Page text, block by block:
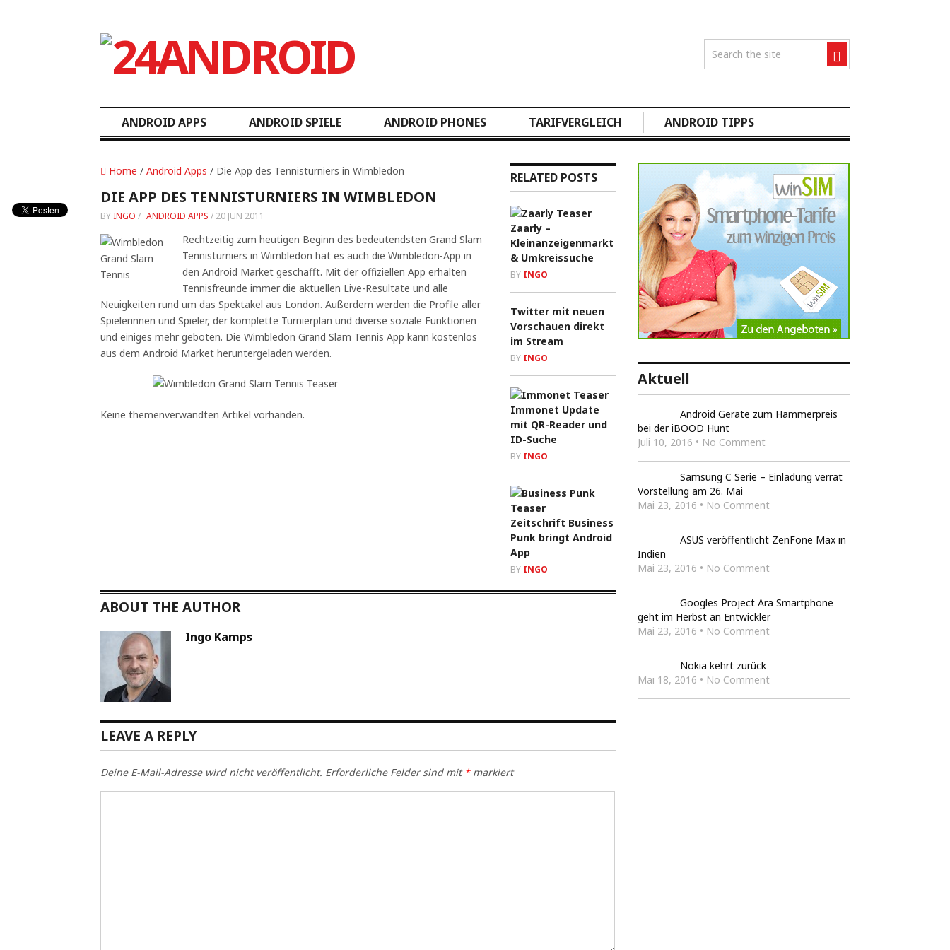
ANDROID APPS ANDROID SPIELE ANDROID PHONES TARIFVERGLEICH ANDROID TIPPS
Home / Android Apps / Die App des Tennisturniers in Wimbledon
DIE APP DES TENNISTURNIERS IN WIMBLEDON
BY INGO / ANDROID APPS / 20 JUN 2011
Rechtzeitig zum heutigen Beginn des bedeutendsten Grand Slam
Tennisturniers in Wimbledon hat es auch die Wimbledon-App in
den Android Market geschafft. Mit der offiziellen App erhalten
Tennisfreunde immer die aktuellen Live-Resultate und alle
Neuigkeiten rund um das Spektakel aus London. Außerdem werden die Profile aller
Spielerinnen und Spieler, der komplette Turnierplan und diverse soziale Funktionen
und einiges mehr geboten. Die Wimbledon Grand Slam Tennis App kann kostenlos
aus dem Android Market heruntergeladen werden.
Keine themenverwandten Artikel vorhanden.
RELATED POSTS
Zaarly –
Kleinanzeigenmarkt
& Umkreissuche
BY INGO
Twitter mit neuen
Vorschauen direkt
im Stream
BY INGO
Immonet Update
mit QR-Reader und
ID-Suche
BY INGO
Zeitschrift Business
Punk bringt Android
App
BY INGO
ABOUT THE AUTHOR
Ingo Kamps
LEAVE A REPLY
Deine E-Mail-Adresse wird nicht veröffentlicht. Erforderliche Felder sind mit *markiert
Aktuell
Android Geräte zum Hammerpreis
bei der iBOOD Hunt
Juli 10, 2016 • No Comment
Samsung C Serie – Einladung verrät
Vorstellung am 26. Mai
Mai 23, 2016 • No Comment
ASUS veröffentlicht ZenFone Max in
Indien
Mai 23, 2016 • No Comment
Googles Project Ara Smartphone
geht im Herbst an Entwickler
Mai 23, 2016 • No Comment
Nokia kehrt zurück
Mai 18, 2016 • No Comment